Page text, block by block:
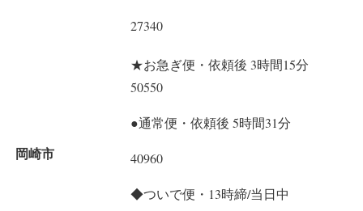
27340
岡崎市
★お急ぎ便・依頼後 3時間15分
50550
●通常便・依頼後 5時間31分
40960
◆ついで便・13時締/当日中